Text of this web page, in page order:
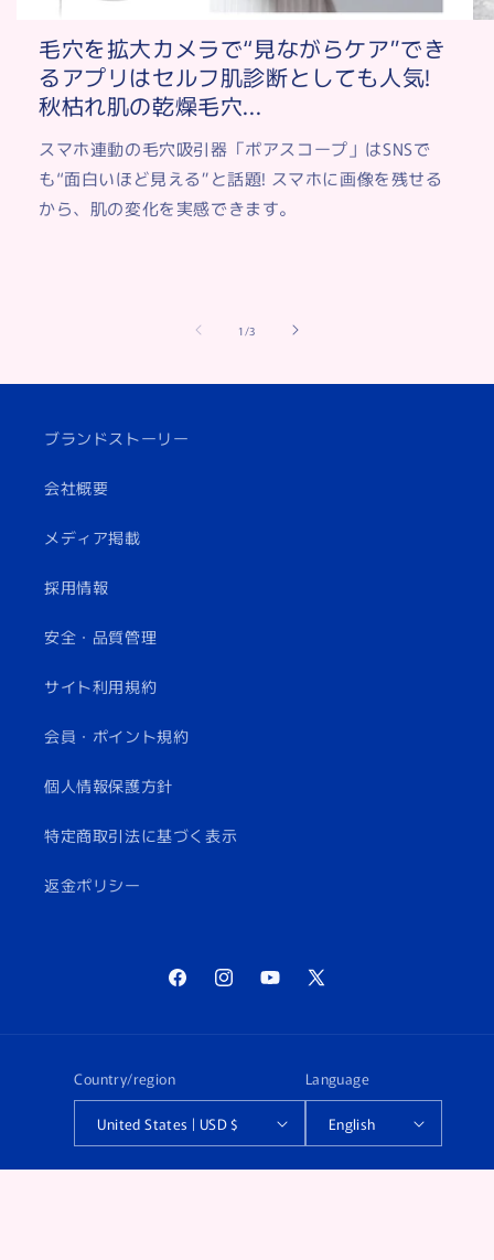
毛穴を拡大カメラで“見ながらケア”でき
るアプリはセルフ肌診断としても人気!
秋枯れ肌の乾燥毛穴...
スマホ連動の毛穴吸引器「ポアスコープ」はSNSで
も“面白いほど見える”と話題! スマホに画像を残せる
から、肌の変化を実感できます。
1 /of3
ブランドストーリー
会社概要
メディア掲載
採用情報
安全・品質管理
サイト利用規約
会員・ポイント規約
個人情報保護方針
特定商取引法に基づく表示
返金ポリシー
FacebookInstagramYouTube
X
Country/region
United States | USD $
Language
English
Payment